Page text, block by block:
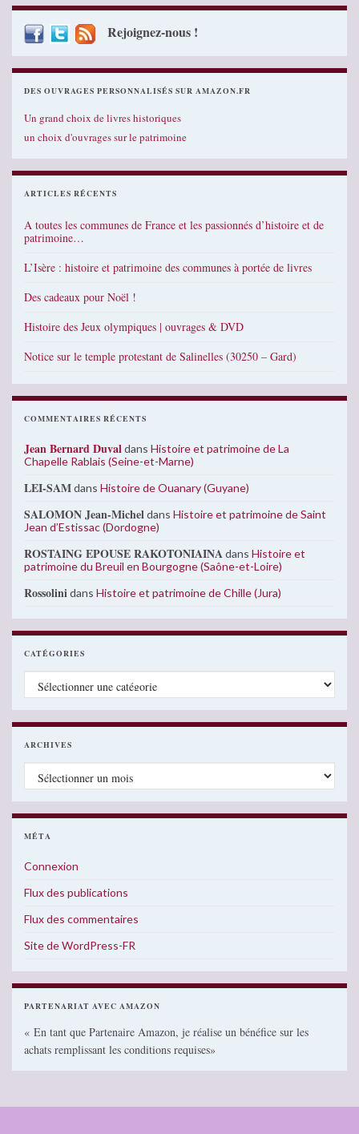
Rejoignez-nous !
DES OUVRAGES PERSONNALISÉS SUR AMAZON.FR
Un grand choix de livres historiques
un choix d'ouvrages sur le patrimoine
ARTICLES RÉCENTS
A toutes les communes de France et les passionnés d’histoire et de
patrimoine…
L’Isère : histoire et patrimoine des communes à portée de livres
Des cadeaux pour Noël !
Histoire des Jeux olympiques | ouvrages & DVD
Notice sur le temple protestant de Salinelles (30250 – Gard)
COMMENTAIRES RÉCENTS
Jean Bernard Duvaldans Histoire et patrimoine de La
Chapelle Rablais (Seine-et-Marne)
LEI-SAMdans Histoire de Ouanary (Guyane)
SALOMON Jean-Micheldans Histoire et patrimoine de Saint
Jean d’Estissac (Dordogne)
ROSTAING EPOUSE RAKOTONIAINAdans Histoire et
patrimoine du Breuil en Bourgogne (Saône-et-Loire)
Rossolinidans Histoire et patrimoine de Chille (Jura)
CATÉGORIES
Catégories
ARCHIVES
Archives
MÉTA
Connexion
Flux des publications
Flux des commentaires
Site de WordPress-FR
PARTENARIAT AVEC AMAZON
« En tant que Partenaire Amazon, je réalise un bénéfice sur les
achats remplissant les conditions requises»